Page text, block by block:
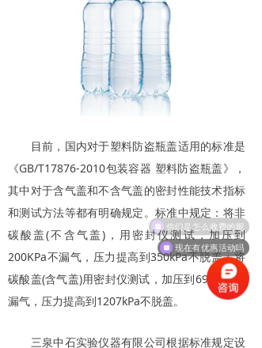
目前，国内对于塑料防盗瓶盖适用的标准是
《GB/T17876-2010包装容器 塑料防盗瓶盖》，
其中对于含气盖和不含气盖的密封性能技术指标
和测试方法等都有明确规定。标准中规定：将非
碳酸盖(不含气盖)，用密封仪测试，加压到
200KPa不漏气，压力提高到350kPa不脱盖；将
碳酸盖(含气盖)用密封仪测试，加压到690KPa不
漏气，压力提高到1207kPa不脱盖。
三泉中石实验仪器有限公司根据标准规定设
你们是怎么收费的呢
现在有优惠活动吗